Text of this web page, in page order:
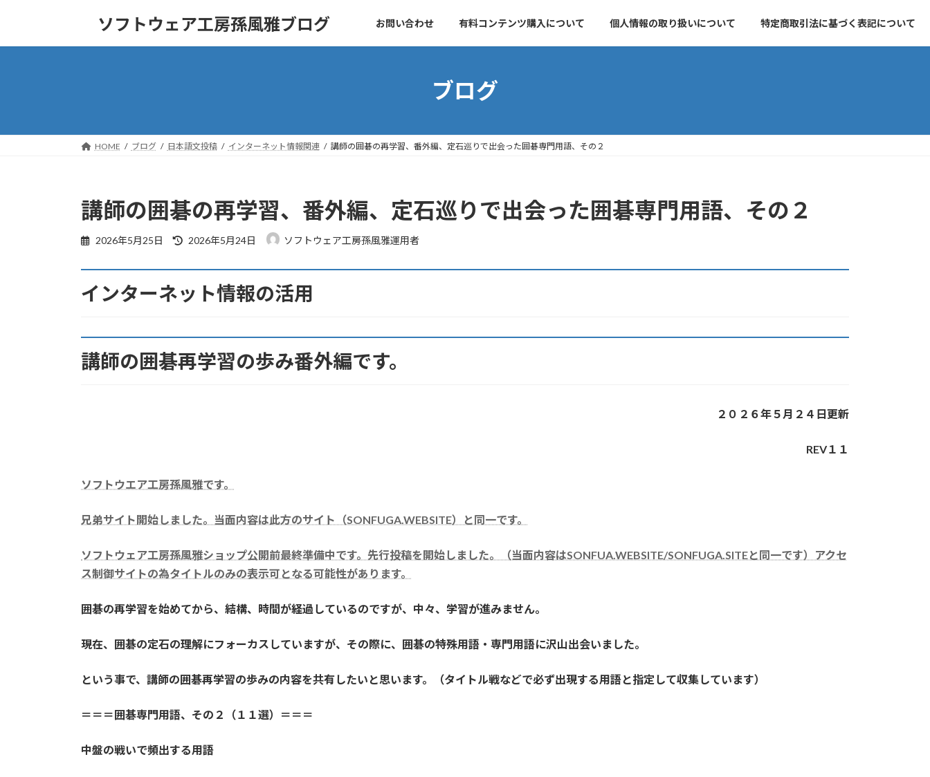
ソフトウェア工房孫風雅ブログ お問い合わせ 有料コンテンツ購入について 個人情報の取り扱いについて 特定商取引法に基づく表記について
ブログ
HOME ブログ 日本語文投稿 インターネット情報関連 講師の囲碁の再学習、番外編、定石巡りで出会った囲碁専門用語、その２
講師の囲碁の再学習、番外編、定石巡りで出会った囲碁専門用語、その２
2026年5月25日
最
日
2026年5月24日 ソフトウェア工房孫風雅運用者
インターネット情報の活用
講師の囲碁再学習の歩み番外編です。
２０２６年５月２４日更新
REV１１
ソフトウエア工房孫風雅です。
兄弟サイト開始しました。当面内容は此方のサイト（SONFUGA.WEBSITE）と同一です。
ソフトウェア工房孫風雅ショップ公開前最終準備中です。先行投稿を開始しました。（当面内容はSONFUA.WEBSITE/SONFUGA.SITEと同一です）アクセ
ス制御サイトの為タイトルのみの表示可となる可能性があります。
囲碁の再学習を始めてから、結構、時間が経過しているのですが、中々、学習が進みません。
現在、囲碁の定石の理解にフォーカスしていますが、その際に、囲碁の特殊用語・専門用語に沢山出会いました。
という事で、講師の囲碁再学習の歩みの内容を共有したいと思います。（タイトル戦などで必ず出現する用語と指定して収集しています）
＝＝＝囲碁専門用語、その２（１１選）＝＝＝
中盤の戦いで頻出する用語